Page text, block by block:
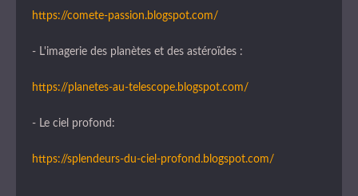
https://comete-passion.blogspot.com/
- L'imagerie des planètes et des astéroïdes :
https://planetes-au-telescope.blogspot.com/
- Le ciel profond:
https://splendeurs-du-ciel-profond.blogspot.com/